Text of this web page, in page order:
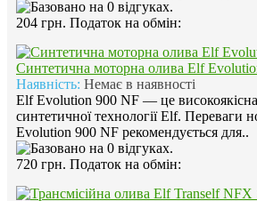
204 грн. Податок на обмін:
Синтетична моторна олива Elf
Наявність: Немає в наявності
Elf Evolution 900 NF — це високоякісна
синтетичної технології Elf.
Evolution 900 NF рекомендується для..
720 грн. Податок на обмін: